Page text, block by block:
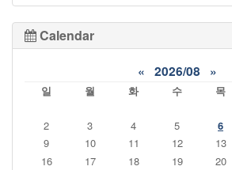
Calendar
« 2026/08 »
일 월 화 수 목
2
3 4 5 6
9
10 11 12 13
16
17 18 19 20